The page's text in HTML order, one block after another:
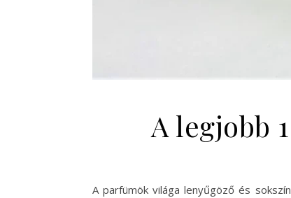
A legjobb
A parfümök világa lenyűgöző és